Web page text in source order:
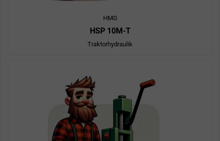
HMG
HSP 10M-T
Traktorhydraulik